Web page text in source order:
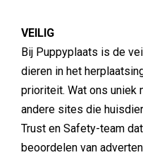
VEILIG
Bij Puppyplaats is de
dieren in het
prioriteit. Wat ons uniek
andere sites die
Trust en Safety-team
beoordelen van